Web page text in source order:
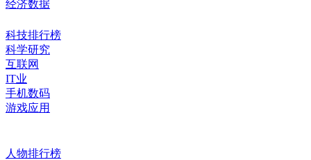
经济数据
科技排行榜
科学研究
互联网
IT业
手机数码
游戏应用
人物排行榜